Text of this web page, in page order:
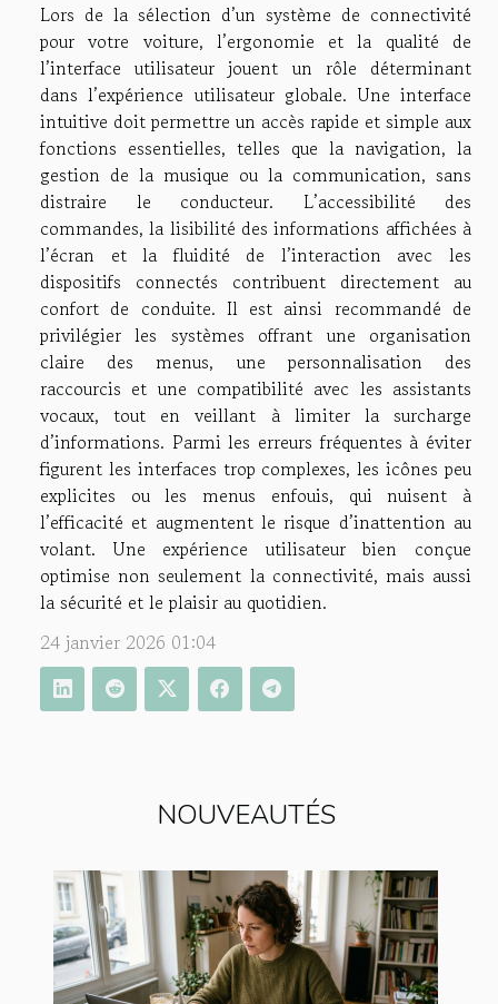
NOUVEAUTÉS
Lors de la sélection d’un système de connectivité
pour votre voiture, l’ergonomie et la qualité de
l’interface utilisateur jouent un rôle déterminant
dans l’expérience utilisateur globale. Une interface
intuitive doit permettre un accès rapide et simple aux
fonctions essentielles, telles que la navigation, la
gestion de la musique ou la communication, sans
distraire le conducteur. L’accessibilité des
commandes, la lisibilité des informations affichées à
l’écran et la fluidité de l’interaction avec les
dispositifs connectés contribuent directement au
confort de conduite. Il est ainsi recommandé de
privilégier les systèmes offrant une organisation
claire des menus, une personnalisation des
raccourcis et une compatibilité avec les assistants
vocaux, tout en veillant à limiter la surcharge
d’informations. Parmi les erreurs fréquentes à éviter
figurent les interfaces trop complexes, les icônes peu
explicites ou les menus enfouis, qui nuisent à
l’efficacité et augmentent le risque d’inattention au
volant. Une expérience utilisateur bien conçue
optimise non seulement la connectivité, mais aussi
la sécurité et le plaisir au quotidien.
24 janvier 2026 01:04